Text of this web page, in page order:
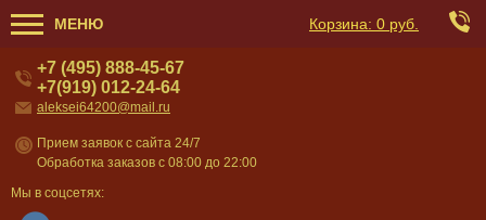
МЕНЮ Корзина: 0 руб.
+7 (495) 888-45-67
+7(919) 012-24-64
aleksei64200@mail.ru
Прием заявок с сайта 24/7
Обработка заказов с 08:00 до 22:00
Мы в соцсетях: